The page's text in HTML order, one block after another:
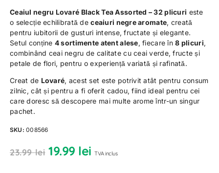
Ceaiul negru Lovaré Black Tea Assorted – 32 plicuri este
o selecție echilibrată deceaiuri negre aromate, creată
pentru iubitorii de gusturi intense, fructate și elegante.
Setul conține 4 sortimente atent alese, fiecare în8 plicuri,
combinând ceai negru de calitate cu ceai verde, fructe și
petale de flori, pentru o experiență variată și rafinată.
Creat de Lovaré, acest set este potrivit atât pentru consum
zilnic, cât și pentru a fi oferit cadou, fiind ideal pentru cei
care doresc să descopere mai multe arome într-un singur
pachet.
SKU:008566
23.99lei 19.99 lei TVA inclus